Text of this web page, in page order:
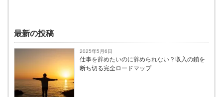
最新の投稿
2025年5月6日
仕事を辞めたいのに辞められない？収入の鎖を
断ち切る完全ロードマップ